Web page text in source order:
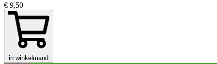
€ 9,50
in winkelmand